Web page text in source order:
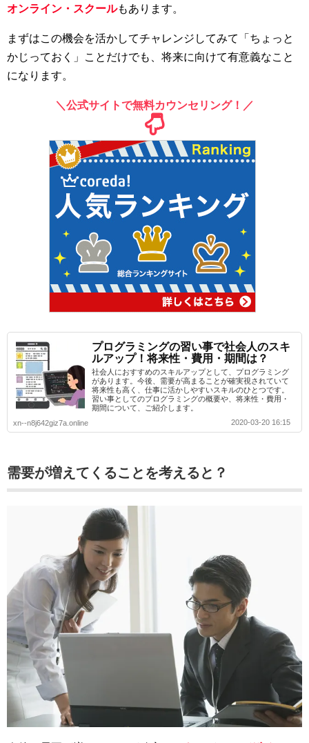
オンライン・スクールもあります。
まずはこの機会を活かしてチャレンジしてみて「ちょっと
かじっておく」ことだけでも、将来に向けて有意義なこと
になります。
＼公式サイトで無料カウンセリング！／
プログラミングの習い事で社会人のスキ
ルアップ！将来性・費用・期間は？
社会人におすすめのスキルアップとして、プログラミング
があります。今後、需要が高まることが確実視されていて
将来性も高く、仕事に活かしやすいスキルのひとつです。
習い事としてのプログラミングの概要や、将来性・費用・
期間について、ご紹介します。
xn--n8j642giz7a.online
2020-03-20 16:15
需要が増えてくることを考えると？